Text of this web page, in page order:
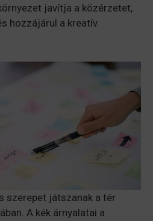
javítja a közérzetet,
hozzájárul a kreatív
szerepet játszanak a tér
A kék árnyalatai a